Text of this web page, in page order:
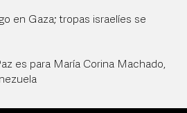
en Gaza; tropas israelíes se
es para María Corina Machado,